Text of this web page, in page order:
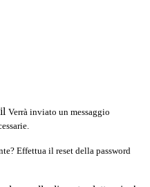
Verrà inviato un messaggio
Effettua il reset della password